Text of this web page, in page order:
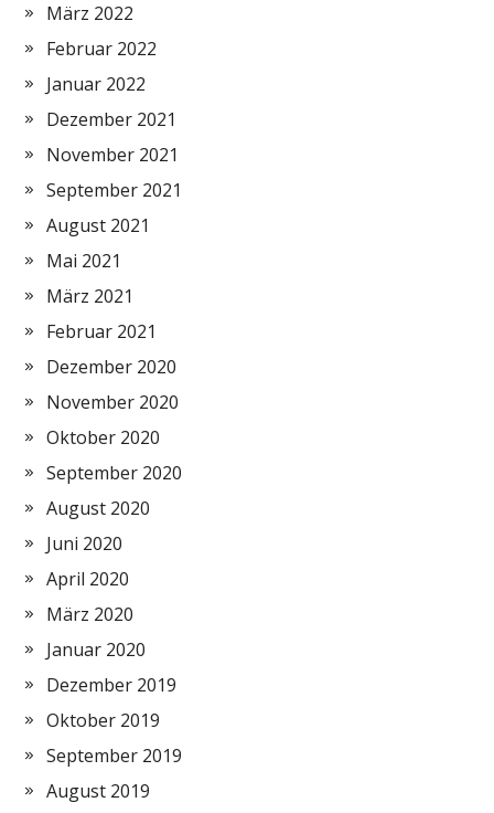
März 2022
Februar 2022
Januar 2022
Dezember 2021
November 2021
September 2021
August 2021
Mai 2021
März 2021
Februar 2021
Dezember 2020
November 2020
Oktober 2020
September 2020
August 2020
Juni 2020
April 2020
März 2020
Januar 2020
Dezember 2019
Oktober 2019
September 2019
August 2019